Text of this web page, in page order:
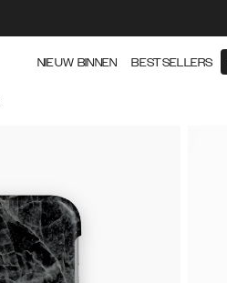
NIEUW BINNEN BESTSELLERS